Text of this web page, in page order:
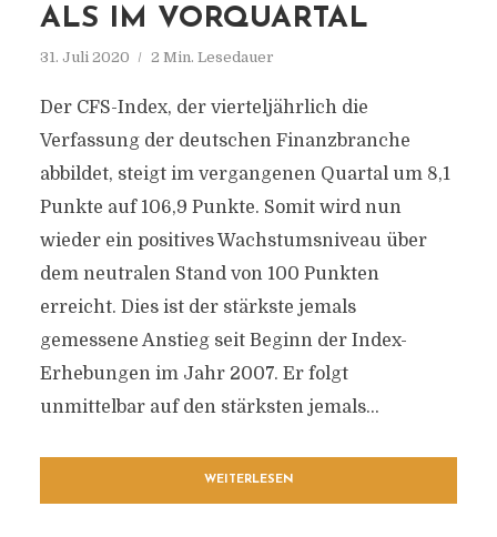
ALS IM VORQUARTAL
31. Juli 2020 2 Min. Lesedauer
Der CFS-Index, der vierteljährlich die
Verfassung der deutschen Finanzbranche
abbildet, steigt im vergangenen Quartal um 8,1
Punkte auf 106,9 Punkte. Somit wird nun
wieder ein positives Wachstumsniveau über
dem neutralen Stand von 100 Punkten
erreicht. Dies ist der stärkste jemals
gemessene Anstieg seit Beginn der Index-
Erhebungen im Jahr 2007. Er folgt
unmittelbar auf den stärksten jemals...
WEITERLESEN